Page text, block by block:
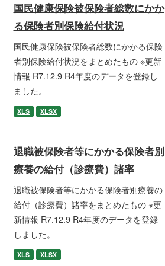
国民健康保険被保険者総数にかか
る保険者別保険給付状況
国民健康保険被保険者総数にかかる保険
者別保険給付状況をまとめたもの ※更新
情報 R7.12.9 R4年度のデータを登録し
ました。
XLS XLSX
退職被保険者等にかかる保険者別
療養の給付（診療費）諸率
退職被保険者等にかかる保険者別療養の
給付（診療費）諸率をまとめたもの ※更
新情報 R7.12.9 R4年度のデータを登録
しました。
XLS XLSX